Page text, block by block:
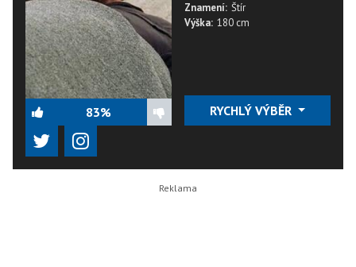
83%
Znamení: Štír
Výška: 180 cm
RYCHLÝ VÝBĚR